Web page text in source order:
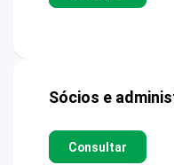
Sócios e
Consultar